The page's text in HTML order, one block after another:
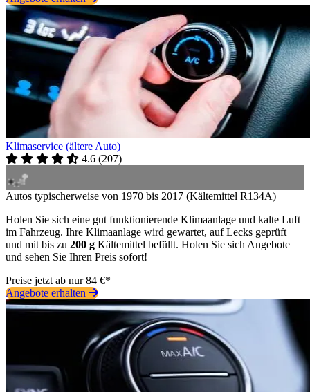
Klimaservice (ältere Auto)
4.6 (207)
Autos typischerweise von 1970 bis 2017 (Kältemittel R134A)
Holen Sie sich eine gut funktionierende Klimaanlage und kalte Luft
im Fahrzeug. Ihre Klimaanlage wird gewartet, auf Lecks geprüft
und mit bis zu 200 g Kältemittel befüllt. Holen Sie sich Angebote
und sehen Sie Ihren Preis sofort!
Preise jetzt ab nur 84 €*
Angebote erhalten